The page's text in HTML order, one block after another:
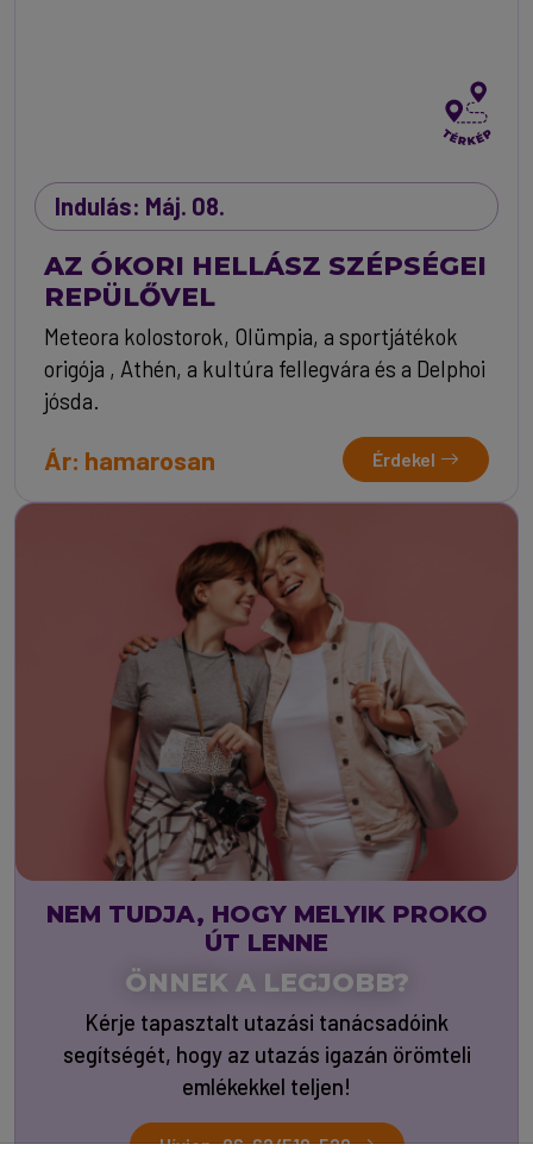
Indulás: Máj. 08.
AZ ÓKORI HELLÁSZ SZÉPSÉGEI
REPÜLŐVEL
Meteora kolostorok, Olümpia, a sportjátékok
origója , Athén, a kultúra fellegvára és a Delphoi
jósda.
Ár: hamarosan Érdekel
NEM TUDJA, HOGY MELYIK PROKO
ÚT LENNE
ÖNNEK A LEGJOBB?
Kérje tapasztalt utazási tanácsadóink
segítségét, hogy az utazás igazán örömteli
emlékekkel teljen!
Hívjon: 06-62/510-520